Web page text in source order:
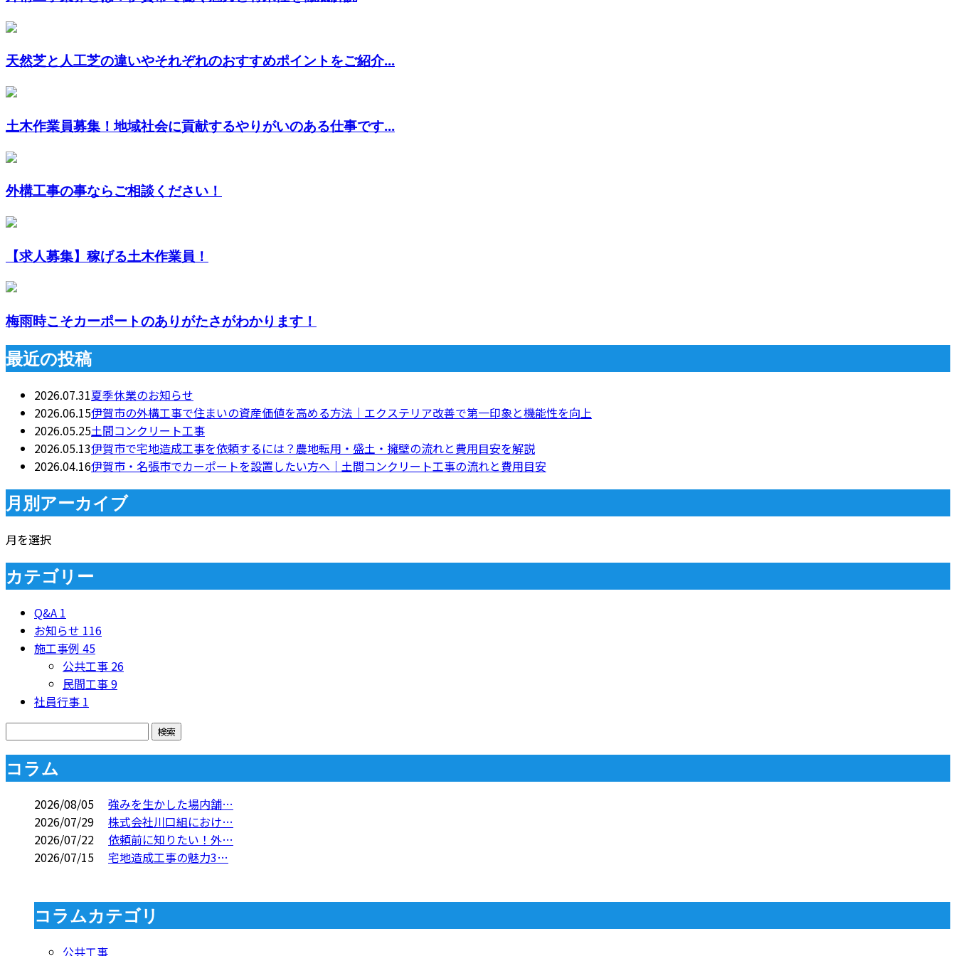
天然芝と人工芝の違いやそれぞれのおすすめポイントをご紹介...
土木作業員募集！地域社会に貢献するやりがいのある仕事です...
外構工事の事ならご相談ください！
【求人募集】稼げる土木作業員！
梅雨時こそカーポートのありがたさがわかります！
最近の投稿
2026.07.31夏季休業のお知らせ
2026.06.15伊賀市の外構工事で住まいの資産価値を高める方法｜エクステリア改善で第一印象と機能性を向上
2026.05.25土間コンクリート工事
2026.05.13伊賀市で宅地造成工事を依頼するには？農地転用・盛土・擁壁の流れと費用目安を解説
2026.04.16伊賀市・名張市でカーポートを設置したい方へ｜土間コンクリート工事の流れと費用目安
月別アーカイブ
月を選択
カテゴリー
Q&A 1
お知らせ 116
施工事例 45
公共工事 26
民間工事9
社員行事 1
コラム
2026/08/05
強みを生かした場内舗…
2026/07/29
株式会社川口組におけ…
2026/07/22
依頼前に知りたい！外…
2026/07/15
宅地造成工事の魅力3…
コラムカテゴリ
公共工事